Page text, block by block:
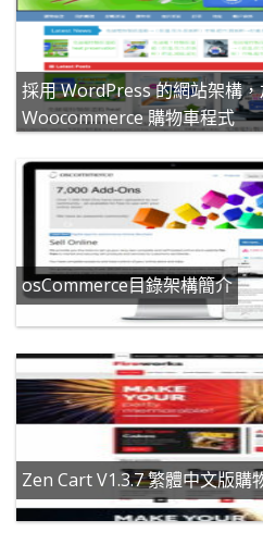
採用 WordPress 的網站架構
Woocommerce 購物車程式
osCommerce目錄架構簡介
Zen Cart V1.3.7 繁體中文版購